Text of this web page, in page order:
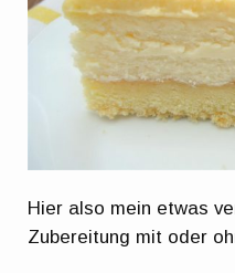
Hier also mein etwas
Zubereitung mit oder